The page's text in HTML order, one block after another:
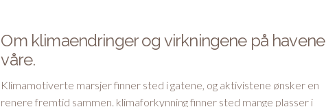
Om klimaendringer og virkningene på havene
våre.
Klimamotiverte marsjer finner sted i gatene, og aktivistene ønsker en
renere fremtid sammen. klimaforkynning finner sted mange plasser i